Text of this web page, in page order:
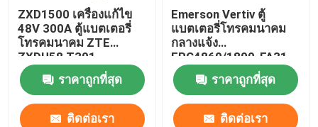
ZXD1500 เครื่องแก้ไข
48V 300A ตู้แบตเตอรี่
โทรคมนาคม ZTE
ZXDU58 T301
ราคาถูกที่สุด
ติดต่อเรา
Emerson Vertiv ตู้
แบตเตอรี่โทรคมนาคม
กลางแจ้ง
EPC4860/1800-FA31
IP55
ราคาถูกที่สุด
ติดต่อเรา